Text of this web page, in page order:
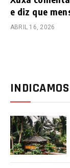
e diz que
ABRIL 16, 2026